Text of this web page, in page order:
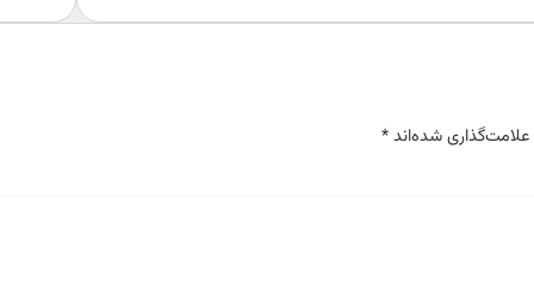
با بودجه، کیفیت مورد نیاز و نوع پروژه، انتخاب بهینه
شده‌اند*